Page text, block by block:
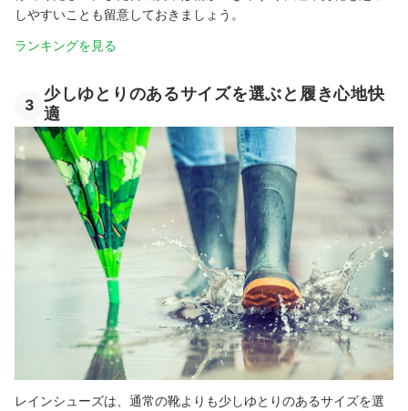
しやすいことも留意しておきましょう。
ランキングを見る
3
少しゆとりのあるサイズを選ぶと履き心地快
適
レインシューズは、通常の靴よりも少しゆとりのあるサイズを選